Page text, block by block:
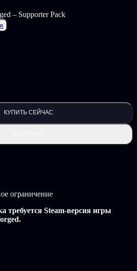
– Supporter Pack
КУПИТЬ СЕЙЧАС
ограничение
требуется Steam-версия игры
ранее контент и легендарный